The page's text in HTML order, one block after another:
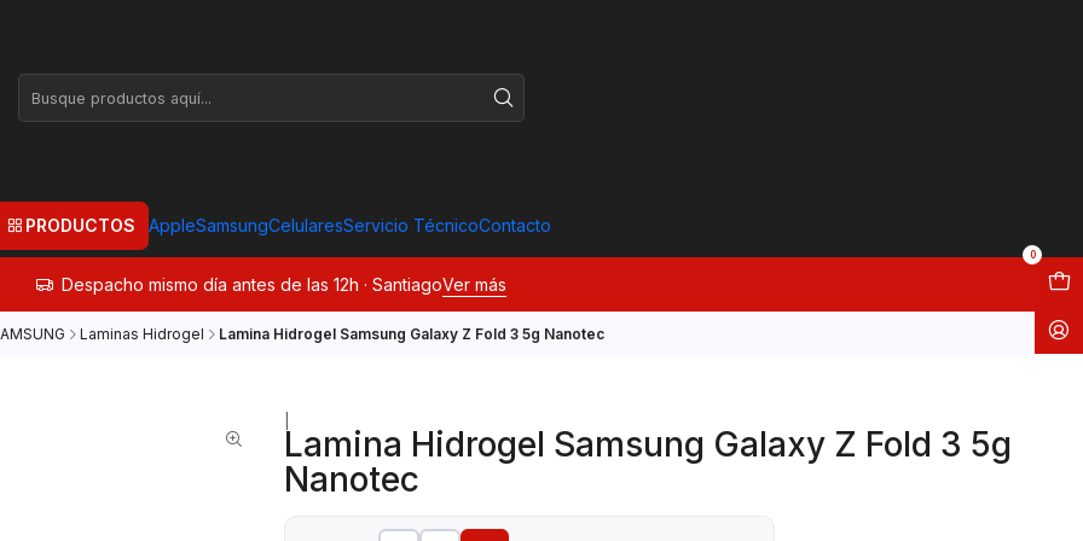
PRODUCTOS AppleSamsungCelularesServicio TécnicoContacto
0
Despacho mismo día antes de las 12h · SantiagoVer más
Laminas Hidrogel Lamina Hidrogel Samsung Galaxy Z Fold 3 5g Nanotec
Lamina Hidrogel Samsung Galaxy Z Fold 3 5g
Nanotec